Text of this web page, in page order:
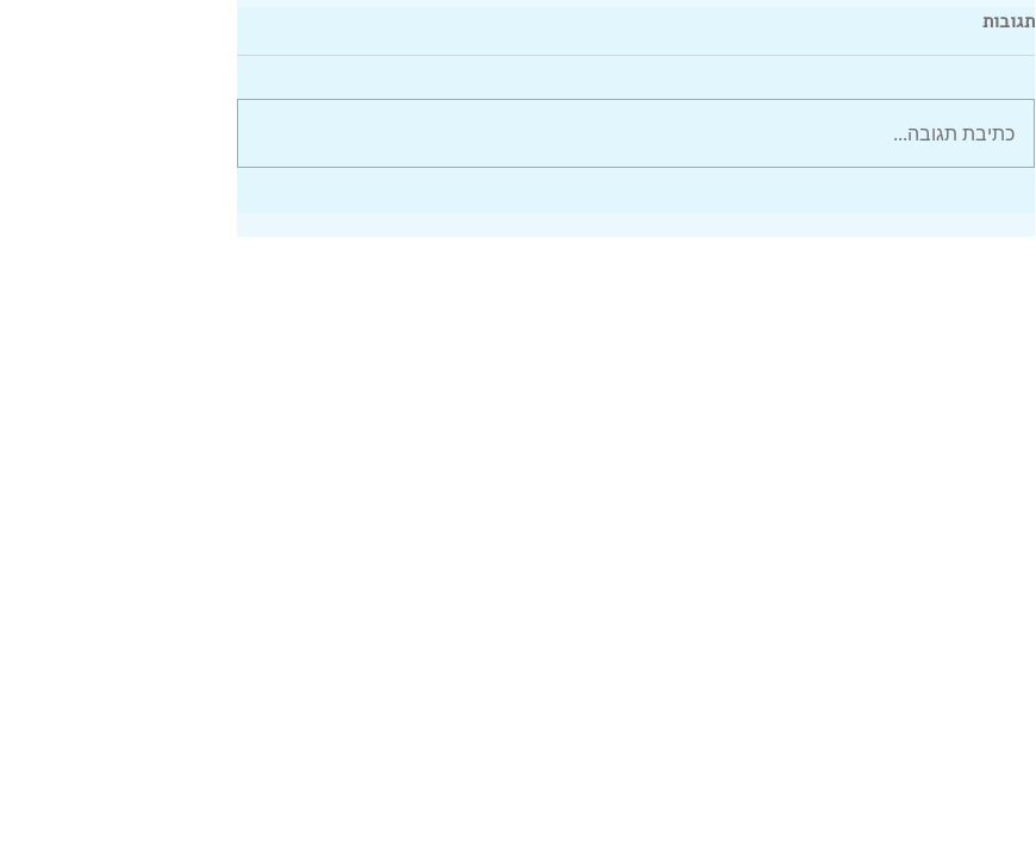
תגובות
כתיבת תגובה...